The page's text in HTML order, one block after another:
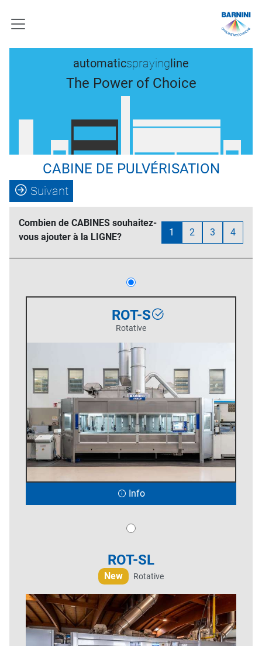
automaticsprayingline
The Power of Choice
CABINE DE PULVÉRISATION
Suivant
Combien de CABINES souhaitez-
vous ajouter à la LIGNE?
1 2 3 4
ROT-S
Rotative
Info
ROT-SL
New Rotative